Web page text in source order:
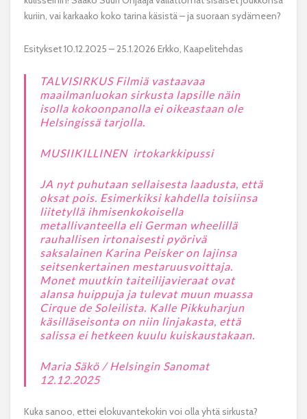
kuriin, vai karkaako koko tarina käsistä – ja suoraan sydämeen?
Esitykset 10.12.2025 – 25.1.2026 Erkko, Kaapelitehdas
TALVISIRKUS Filmiä vastaavaa
maailmanluokan sirkusta lapsille näin
isolla kokoonpanolla ei oikeastaan ole
Helsingissä tarjolla.
MUSIIKILLINEN irtokarkkipussi
JA nyt puhutaan sellaisesta laadusta, että
oksat pois. Esimerkiksi kahdella toisiinsa
liitetyllä ihmisenkokoisella
metallivanteella eli German wheelillä
rauhallisen irtonaisesti pyörivä
saksalainen Karina Peisker on lajinsa
seitsenkertainen mestaruusvoittaja.
Monet muutkin taiteilijavieraat ovat
alansa huippuja ja tulevat muun muassa
Cirque de Soleilista. Kalle Pikkuharjun
käsilläseisonta on niin linjakasta, että
salissa ei hetkeen kuulu kuiskaustakaan.
Maria Säkö / Helsingin Sanomat
12.12.2025
Kuka sanoo, ettei elokuvantekokin voi olla yhtä sirkusta?